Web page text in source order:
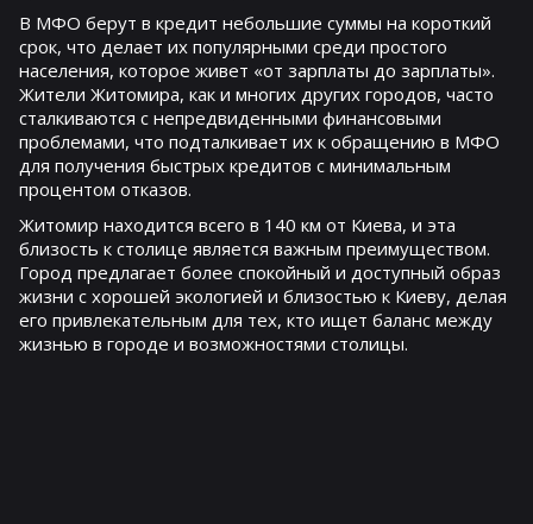
В МФО берут в кредит небольшие суммы на короткий
срок, что делает их популярными среди простого
населения, которое живет «от зарплаты до зарплаты».
Жители Житомира, как и многих других городов, часто
сталкиваются с непредвиденными финансовыми
проблемами, что подталкивает их к обращению в МФО
для получения быстрых кредитов с минимальным
процентом отказов.
Житомир находится всего в 140 км от Киева, и эта
близость к столице является важным преимуществом.
Город предлагает более спокойный и доступный образ
жизни с хорошей экологией и близостью к Киеву, делая
его привлекательным для тех, кто ищет баланс между
жизнью в городе и возможностями столицы.